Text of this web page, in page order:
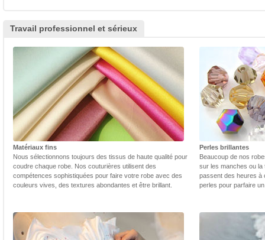
Travail professionnel et sérieux
Matériaux fins
Nous sélectionnons toujours des tissus de haute qualité pour
coudre chaque robe. Nos couturières utilisent des
compétences sophistiquées pour faire votre robe avec des
couleurs vives, des textures abondantes et être brillant.
Perles brillantes
Beaucoup de nos
sur les manches ou la
passent des heures à
perles pour parfaire